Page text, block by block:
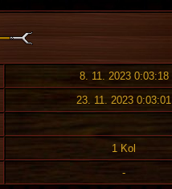
8. 11. 2023 0:03:18
23. 11. 2023 0:03:01
1 Kol
-